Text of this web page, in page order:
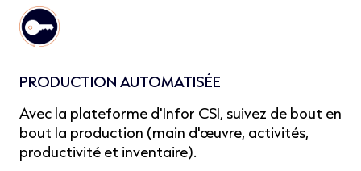
PRODUCTION AUTOMATISÉE
Avec la plateforme d'Infor CSI, suivez de bout en
bout la production (main d'œuvre, activités,
productivité et inventaire).